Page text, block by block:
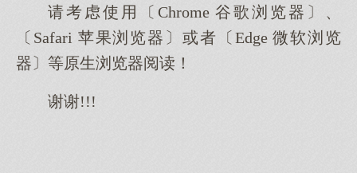
请考虑使用〔Chrome 谷歌浏览器〕、
〔Safari 苹果浏览器〕或者〔Edge 微软浏览
器〕等原生浏览器阅读！
谢谢!!!